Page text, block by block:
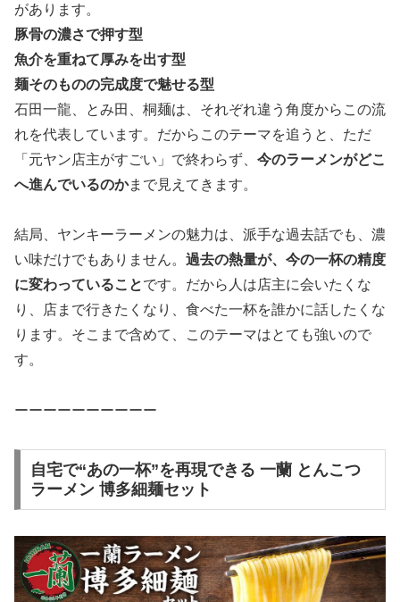
があります。
豚骨の濃さで押す型
魚介を重ねて厚みを出す型
麺そのものの完成度で魅せる型
石田一龍、とみ田、桐麺は、それぞれ違う角度からこの流
れを代表しています。だからこのテーマを追うと、ただ
「元ヤン店主がすごい」で終わらず、 今のラーメンがどこ
へ進んでいるのかまで見えてきます。
結局、ヤンキーラーメンの魅力は、派手な過去話でも、濃
い味だけでもありません。 過去の熱量が、今の一杯の精度
に変わっていることです。だから人は店主に会いたくな
り、店まで行きたくなり、食べた一杯を誰かに話したくな
ります。そこまで含めて、このテーマはとても強いので
す。
ーーーーーーーーーー
自宅で“あの一杯”を再現できる 一蘭 とんこつ
ラーメン 博多細麺セット